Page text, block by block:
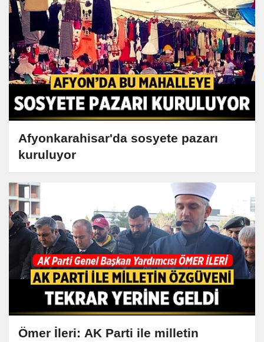
Afyonkarahisar'da sosyete pazarı
kuruluyor
Ömer İleri: AK Parti ile milletin